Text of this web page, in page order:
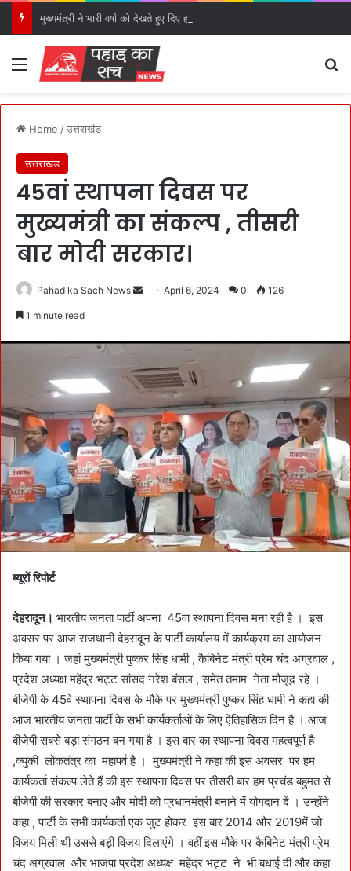
मुख्यमंत्री ने भारी वर्षा को देखते हुए दिए हाई अलर्ट पर रहने के निर्देश।
Menu
Home /उत्तराखंड
उत्तराखंड
45वां स्थापना दिवस पर
मुख्यमंत्री का संकल्प , तीसरी
बार मोदी सरकार।
Pahad ka Sach News
d
a
n
m
a
i
l
April 6, 2024 0 126
1 minute read
ब्यूरों रिपोर्ट
देहरादून। भारतीय जनता पार्टी अपना 45वा स्थापना दिवस मना रही है । इस
अवसर पर आज राजधानी देहरादून के पार्टी कार्यालय में कार्यक्रम का आयोजन
किया गया । जहां मुख्यमंत्री पुष्कर सिंह धामी , कैबिनेट मंत्री प्रेम चंद अग्रवाल ,
प्रदेश अध्यक्ष महेंद्र भट्ट सांसद नरेश बंसल , समेत तमाम नेता मौजूद रहे ।
बीजेपी के 45वे स्थापना दिवस के मौके पर मुख्यमंत्री पुष्कर सिंह धामी ने कहा की
आज भारतीय जनता पार्टी के सभी कार्यकर्ताओं के लिए ऐतिहासिक दिन है । आज
बीजेपी सबसे बड़ा संगठन बन गया है । इस बार का स्थापना दिवस महत्वपूर्ण है
,क्युकी लोकतंत्र का महापर्व है । मुख्यमंत्री ने कहा की इस अवसर पर हम
कार्यकर्ता संकल्प लेते हैं की इस स्थापना दिवस पर तीसरी बार हम प्रचंड बहुमत से
बीजेपी की सरकार बनाए और मोदी को प्रधानमंत्री बनाने में योगदान दें । उन्होंने
कहा , पार्टी के सभी कार्यकर्ता एक जुट होकर इस बार 2014 और 2019में जो
विजय मिली थी उससे बड़ी विजय दिलाएंगे । वहीं इस मौके पर कैबिनेट मंत्री प्रेम
चंद अग्रवाल और भाजपा प्रदेश अध्यक्ष महेंद्र भट्ट ने भी बधाई दी और कहा